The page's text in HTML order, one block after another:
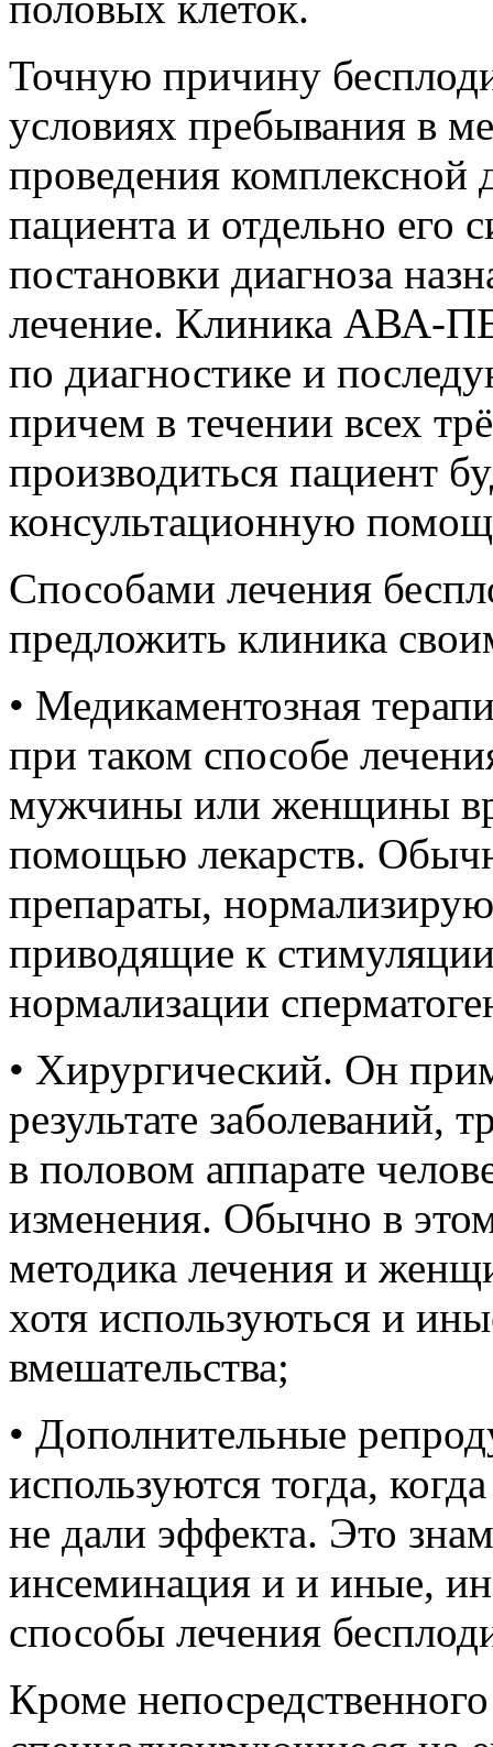
Точную причину
условиях пребывания в
проведения комплексной
пациента и отдельно его
постановки диагноза
лечение. Клиника АВА-
по диагностике и
причем в течении всех
производиться пациент
консультационную
Способами лечения
предложить клиника
• Медикаментозная
при таком способе
мужчины или женщины
помощью лекарств.
препараты,
приводящие к
нормализации
• Хирургический. Он
результате заболеваний,
в половом аппарате
изменения. Обычно в
методика лечения и
хотя используються и
вмешательства;
• Дополнительные
используются тогда,
не дали эффекта. Это
инсеминация и и иные,
способы лечения
Кроме